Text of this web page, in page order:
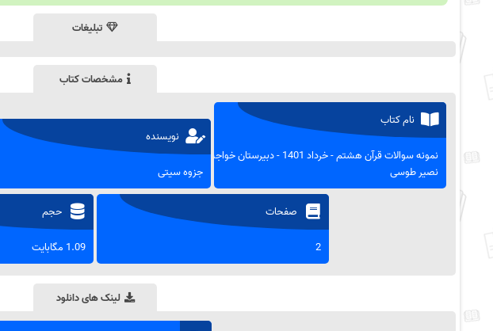
تبلیغات
مشخصات کتاب
نام کتاب
نمونه سوالات قرآن هشتم - خرداد 1401 - دبیرستان خواجه
نصیر طوسی
نویسنده
جزوه سیتی
صفحات
2
حجم
1.09 مگابایت
لینک های دانلود